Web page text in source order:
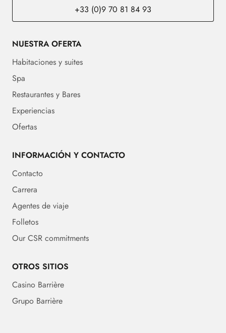
+33 (0)9 70 81 84 93
NUESTRA OFERTA
Habitaciones y suites
Spa
Restaurantes y Bares
Experiencias
Ofertas
INFORMACIÓN Y CONTACTO
Contacto
Carrera
Agentes de viaje
Folletos
Our CSR commitments
OTROS SITIOS
Casino Barrière
Grupo Barrière